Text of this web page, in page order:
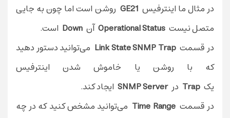
در مثال ما اینترفیسGE21 روشن است اما چون به جایی
متصل نیست Operational Statusآن Down است.
در قسمتLink State SNMP Trap می‌توانید دستور دهید
که با روشن یا خاموش شدن اینترفیس
یک Trap درSNMP Server ایجاد کند.
در قسمتTime Range می‌توانید مشخص کنید که در چه